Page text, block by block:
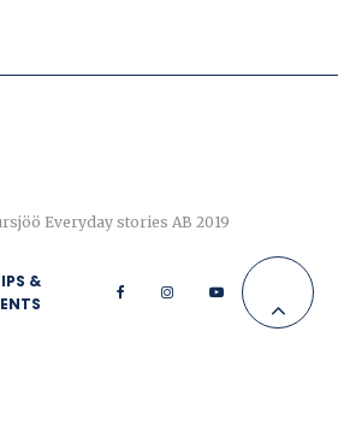
Everyday stories AB 2019
&